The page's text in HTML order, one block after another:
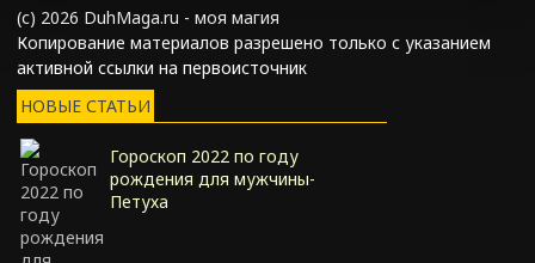
(с) 2026 DuhMaga.ru - моя магия
Копирование материалов разрешено только с указанием
активной ссылки на первоисточник
НОВЫЕ СТАТЬИ
Гороскоп 2022 по году
рождения для мужчины-
Петуха